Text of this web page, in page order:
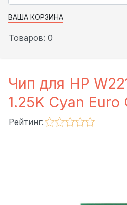
ВАША КОРЗИНА
Товаров: 0
Чип для HP
1.25K Cyan Euro
Рейтинг: